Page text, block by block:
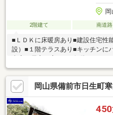
2階建て 南道路
■ＬＤＫに床暖房あり■建設住宅性
設）■１階テラスあり■キッチンに
書斎、居室４室あり■各階にトイ
～６台駐車可能（並列・縦列混合）
岡山県備前市日生町
450